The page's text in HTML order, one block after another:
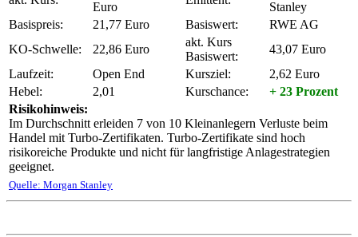
Euro
Stanley
Basispreis:
21,77 Euro Basiswert:
RWE AG
KO-Schwelle:
22,86 Euro
akt. Kurs
Basiswert:
43,07 Euro
Laufzeit:
Open End Kursziel:
2,62 Euro
Hebel:
2,01 Kurschance:
+ 23 Prozent
Risikohinweis:
Im Durchschnitt erleiden 7 von 10 Kleinanlegern Verluste beim
Handel mit Turbo-Zertifikaten. Turbo-Zertifikate sind hoch
risikoreiche Produkte und nicht für langfristige Anlagestrategien
geeignet.
Quelle: Morgan Stanley